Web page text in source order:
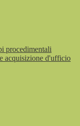
procedimentali
acquisizione d'ufficio